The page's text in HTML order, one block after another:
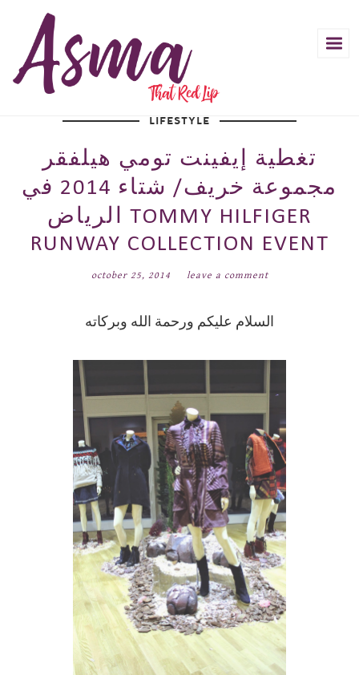
LIFESTYLE
تغطية إيفينت تومي هيلفقر
مجموعة خريف/ شتاء 2014 في
الرياض TOMMY HILFIGER
RUNWAY COLLECTION EVENT
october 25, 2014 leave a comment
السلام عليكم ورحمة الله وبركاته